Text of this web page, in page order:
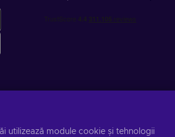
utilizează module cookie și tehnologii